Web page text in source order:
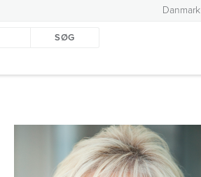
Danmark
SØG